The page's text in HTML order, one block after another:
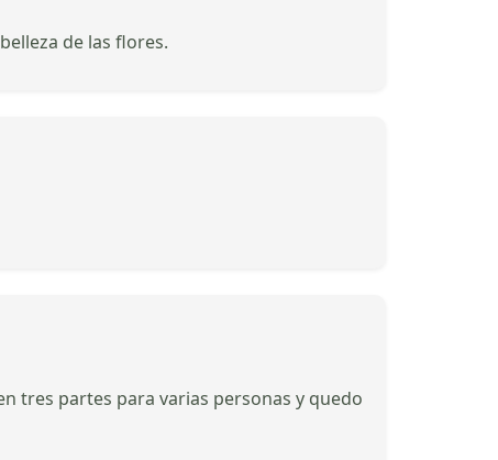
de las flores.
tres partes para varias personas y quedo